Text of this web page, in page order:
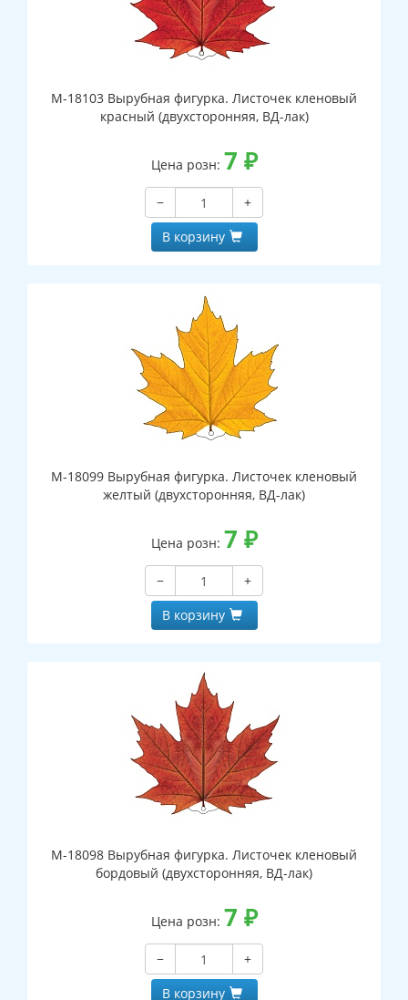
М-18103 Вырубная фигурка. Листочек кленовый
красный (двухсторонняя, ВД-лак)
Цена розн: 7 ₽
−
+
В корзину
М-18099 Вырубная фигурка. Листочек кленовый
желтый (двухсторонняя, ВД-лак)
Цена розн: 7 ₽
−
+
В корзину
М-18098 Вырубная фигурка. Листочек кленовый
бордовый (двухсторонняя, ВД-лак)
Цена розн: 7 ₽
−
+
В корзину